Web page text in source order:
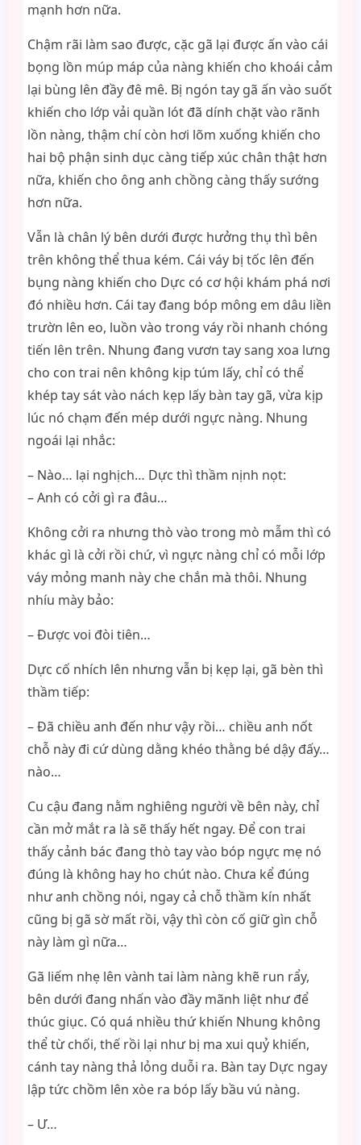
mạnh hơn nữa.
Chậm rãi làm sao được, cặc gã lại được ấn vào cái
bọng lồn múp máp của nàng khiến cho khoái cảm
lại bùng lên đầy đê mê. Bị ngón tay gã ấn vào suốt
khiến cho lớp vải quần lót đã dính chặt vào rãnh
lồn nàng, thậm chí còn hơi lõm xuống khiến cho
hai bộ phận sinh dục càng tiếp xúc chân thật hơn
nữa, khiến cho ông anh chồng càng thấy sướng
hơn nữa.
Vẫn là chân lý bên dưới được hưởng thụ thì bên
trên không thể thua kém. Cái váy bị tốc lên đến
bụng nàng khiến cho Dực có cơ hội khám phá nơi
đó nhiều hơn. Cái tay đang bóp mông em dâu liền
trườn lên eo, luồn vào trong váy rồi nhanh chóng
tiến lên trên. Nhung đang vươn tay sang xoa lưng
cho con trai nên không kịp túm lấy, chỉ có thể
khép tay sát vào nách kẹp lấy bàn tay gã, vừa kịp
lúc nó chạm đến mép dưới ngực nàng. Nhung
ngoái lại nhắc:
– Nào… lại nghịch… Dực thì thầm nịnh nọt:
– Anh có cởi gì ra đâu…
Không cởi ra nhưng thò vào trong mò mẫm thì có
khác gì là cởi rồi chứ, vì ngực nàng chỉ có mỗi lớp
váy mỏng manh này che chắn mà thôi. Nhung
nhíu mày bảo:
– Được voi đòi tiên…
Dực cố nhích lên nhưng vẫn bị kẹp lại, gã bèn thì
thầm tiếp:
– Đã chiều anh đến như vậy rồi… chiều anh nốt
chỗ này đi cứ dùng dằng khéo thằng bé dậy đấy…
nào…
Cu cậu đang nằm nghiêng người về bên này, chỉ
cần mở mắt ra là sẽ thấy hết ngay. Để con trai
thấy cảnh bác đang thò tay vào bóp ngực mẹ nó
đúng là không hay ho chút nào. Chưa kể đúng
như anh chồng nói, ngay cả chỗ thầm kín nhất
cũng bị gã sờ mất rồi, vậy thì còn cố giữ gìn chỗ
này làm gì nữa…
Gã liếm nhẹ lên vành tai làm nàng khẽ run rẩy,
bên dưới đang nhấn vào đầy mãnh liệt như để
thúc giục. Có quá nhiều thứ khiến Nhung không
thể từ chối, thế rồi lại như bị ma xui quỷ khiến,
cánh tay nàng thả lỏng duỗi ra. Bàn tay Dực ngay
lập tức chồm lên xòe ra bóp lấy bầu vú nàng.
– Ư…